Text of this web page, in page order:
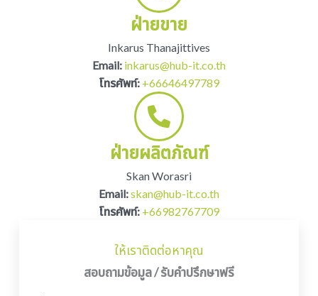
ฝ่ายขาย
Inkarus Thanajittives
Email: inkarus@hub-it.co.th
โทรศัพท์: +66646497789
ฝ่ายผลิตภัณฑ์
Skan Worasri
Email:skan@hub-it.co.th
โทรศัพท์: +66982767709
ให้เราติดต่อหาคุณ
สอบถามข้อมูล / รับคำปรึกษาฟรี